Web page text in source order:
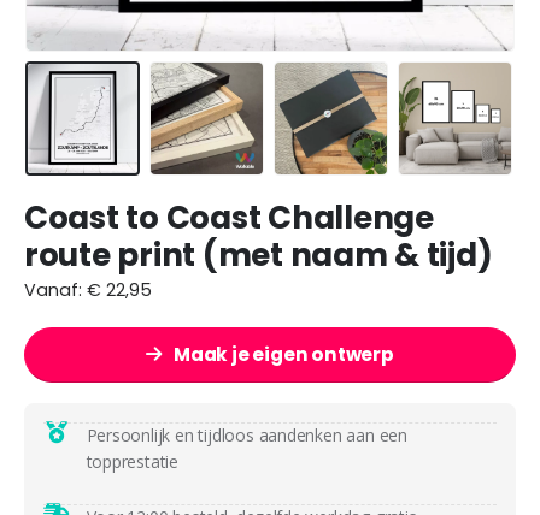
Coast to Coast Challenge
route print (met naam & tijd)
Vanaf: € 22,95
Maak je eigen ontwerp
Persoonlijk en tijdloos aandenken aan een
topprestatie